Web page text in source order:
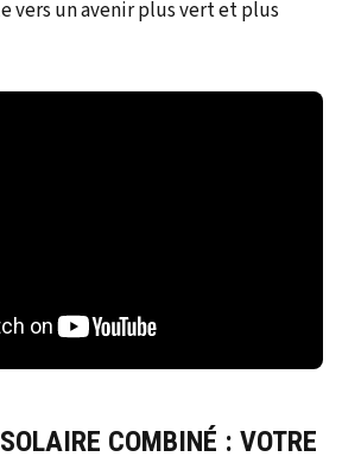
vers un avenir plus vert et plus
COMBINÉ : VOTRE